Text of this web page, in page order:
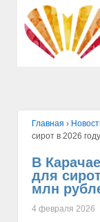
Главная ›
сирот в 2026
В
для
млн
4 февраля 2026